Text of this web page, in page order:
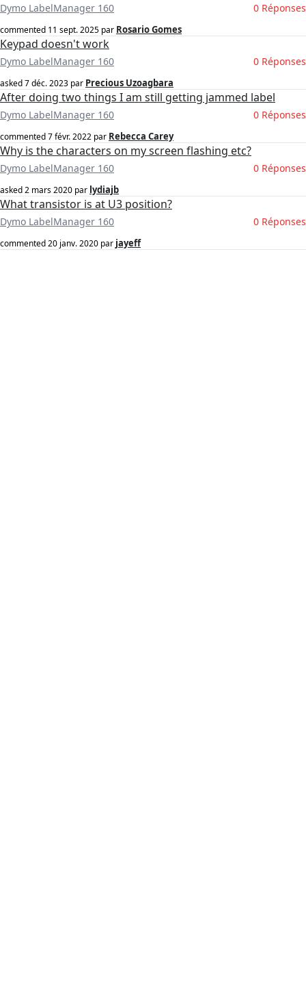
Dymo LabelManager 160 0 Réponses
commented 11 sept. 2025 par Rosario Gomes
Keypad doesn't work
Dymo LabelManager 160 0 Réponses
asked7 déc. 2023 par Precious Uzoagbara
After doing two things I am still getting jammed label
Dymo LabelManager 160 0 Réponses
commented7 févr. 2022 par Rebecca Carey
Why is the characters on my screen flashing etc?
Dymo LabelManager 160 0 Réponses
asked2 mars 2020 par lydiajb
What transistor is at U3 position?
Dymo LabelManager 160 0 Réponses
commented20 janv. 2020 par jayeff